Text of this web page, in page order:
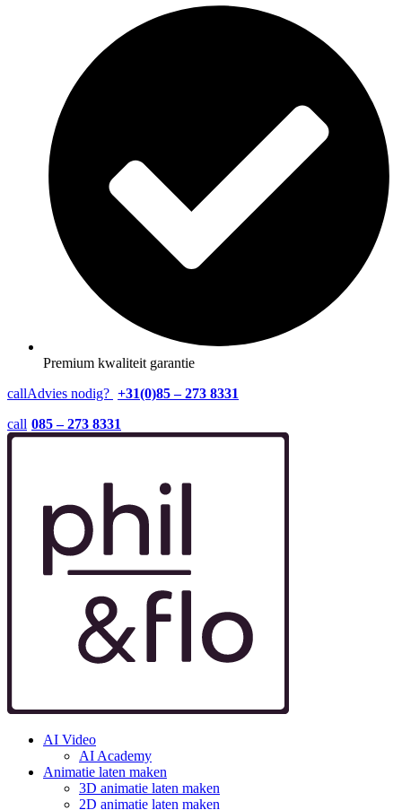
Premium kwaliteit garantie
callAdvies nodig? +31(0)85 – 273 8331
call 085 – 273 8331
AI Video
AI Academy
Animatie laten maken
3D animatie laten maken
2D animatie laten maken